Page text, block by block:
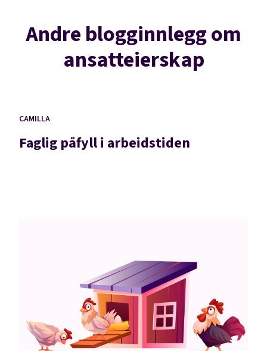
Andre blogginnlegg om
ansatteierskap
CAMILLA
Faglig påfyll i arbeidstiden